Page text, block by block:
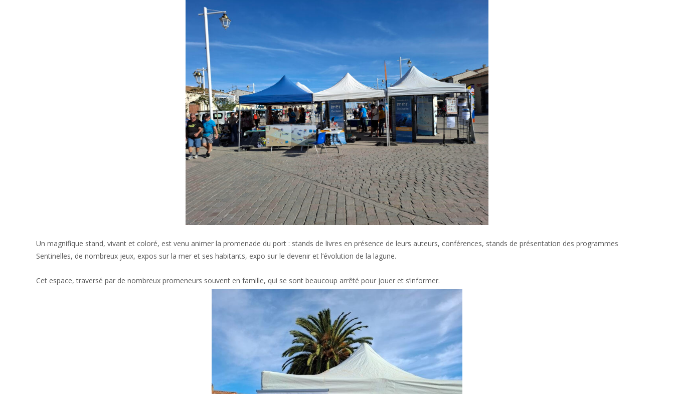
Un magnifique stand, vivant et coloré, est venu animer la promenade du port : stands de livres en présence de leurs auteurs, conférences, stands de présentation des programmes
Sentinelles, de nombreux jeux, expos sur la mer et ses habitants, expo sur le devenir et l’évolution de la lagune.
Cet espace, traversé par de nombreux promeneurs souvent en famille, qui se sont beaucoup arrêté pour jouer et s’informer.